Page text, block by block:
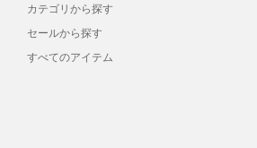
カテゴリから探す
セールから探す
すべてのアイテム